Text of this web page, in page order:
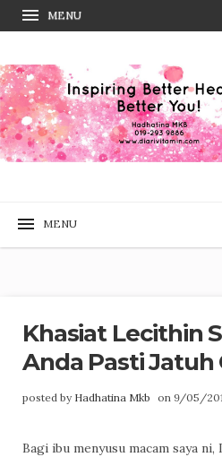
Khasiat Lecithin
Anda Pasti Jatuh
posted by Hadhatina Mkb on 9/05/
Bagi ibu menyusu macam saya